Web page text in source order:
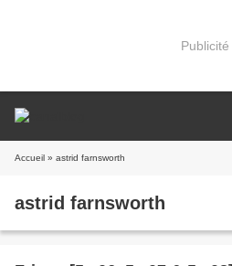
Publicité
Accueil » astrid farnsworth
astrid farnsworth